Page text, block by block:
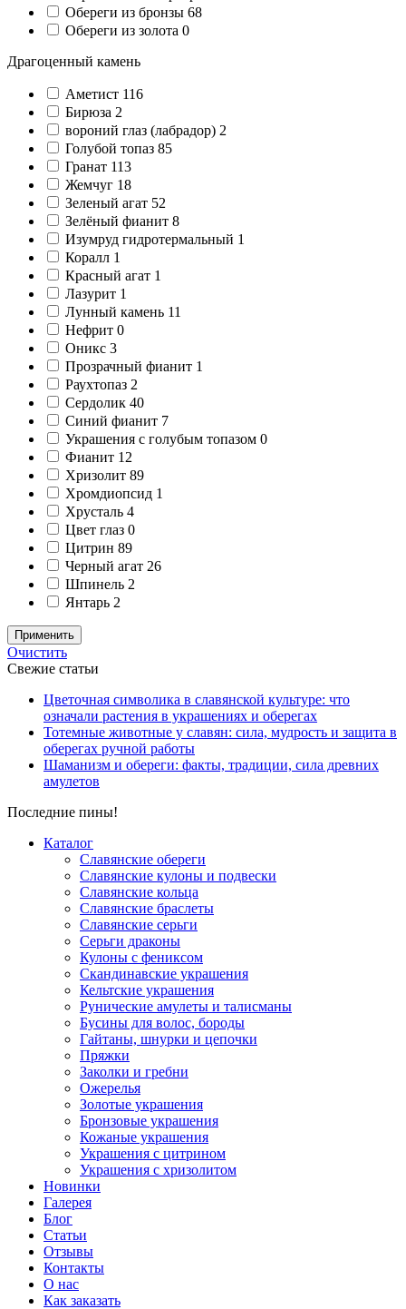
Обереги из бронзы 68
Обереги из золота 0
Драгоценный камень
Аметист 116
Бирюза 2
вороний глаз (лабрадор) 2
Голубой топаз 85
Гранат 113
Жемчуг 18
Зеленый агат 52
Зелёный фианит 8
Изумруд гидротермальный 1
Коралл 1
Красный агат 1
Лазурит 1
Лунный камень 11
Нефрит 0
Оникс 3
Прозрачный фианит 1
Раухтопаз 2
Сердолик 40
Синий фианит 7
Украшения с голубым топазом 0
Фианит 12
Хризолит 89
Хромдиопсид 1
Хрусталь 4
Цвет глаз 0
Цитрин 89
Черный агат 26
Шпинель 2
Янтарь 2
Применить
Очистить
Свежие статьи
Цветочная символика в славянской культуре: что
означали растения в украшениях и оберегах
Тотемные животные у славян: сила, мудрость и защита в
оберегах ручной работы
Шаманизм и обереги: факты, традиции, сила древних
амулетов
Последние пины!
Каталог
Славянские обереги
Славянские кулоны и подвески
Славянские кольца
Славянские браслеты
Славянские серьги
Серьги драконы
Кулоны с фениксом
Скандинавские украшения
Кельтские украшения
Рунические амулеты и талисманы
Бусины для волос, бороды
Гайтаны, шнурки и цепочки
Пряжки
Заколки и гребни
Ожерелья
Золотые украшения
Бронзовые украшения
Кожаные украшения
Украшения с цитрином
Украшения с хризолитом
Новинки
Галерея
Блог
Статьи
Отзывы
Контакты
О нас
Как заказать